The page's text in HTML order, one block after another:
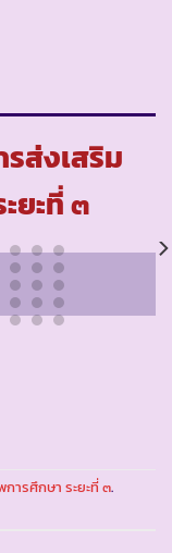
รส่งเสริม
ยะที่ ๓
ารศึกษา ระยะที่ ๓.